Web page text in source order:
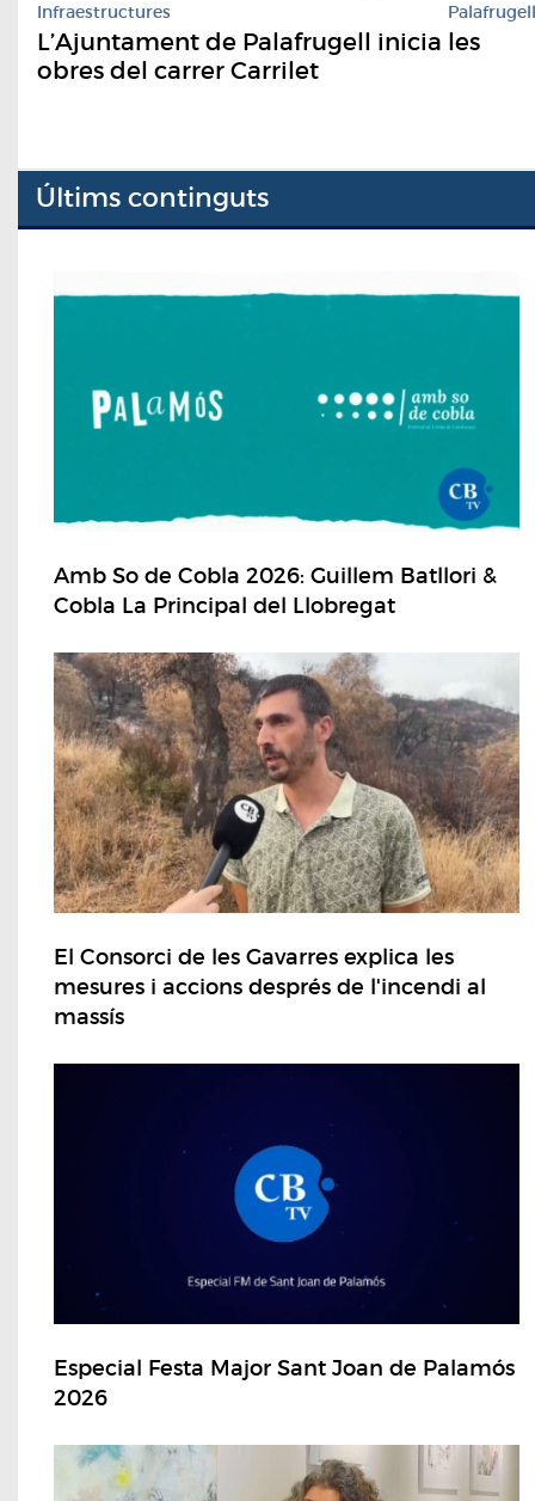
Infraestructures Palafrugell
L’Ajuntament de Palafrugell inicia les
obres del carrer Carrilet
Últims continguts
Amb So de Cobla 2026: Guillem Batllori &
Cobla La Principal del Llobregat
El Consorci de les Gavarres explica les
mesures i accions després de l'incendi al
massís
Especial Festa Major Sant Joan de Palamós
2026